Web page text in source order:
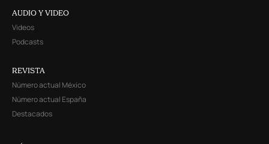
AUDIO Y VIDEO
Videos
Podcasts
REVISTA
Número actual México
Número actual España
Destacados